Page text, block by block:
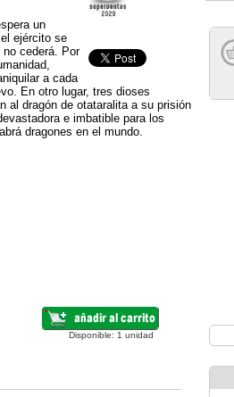
un
ejército se
cederá. Por
a cada
En otro lugar, tres dioses
al dragón de otataralita a su prisión
e imbatible para los
dragones en el mundo.
Disponible: 1 unidad